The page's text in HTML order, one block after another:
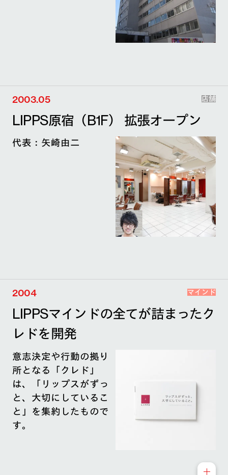
2003.05 店舗
LIPPS原宿（B1F） 拡張オープン
代表：矢崎由二
2004 マインド
LIPPSマインドの全てが詰まったク
レドを開発
意志決定や行動の拠り
所となる「クレド」
は、「リップスがずっ
と、大切にしているこ
と」を集約したもので
す。